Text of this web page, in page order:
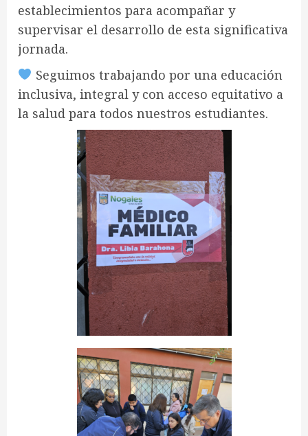
establecimientos para acompañar y
supervisar el desarrollo de esta significativa
jornada.
Seguimos trabajando por una educación
inclusiva, integral y con acceso equitativo a
la salud para todos nuestros estudiantes.